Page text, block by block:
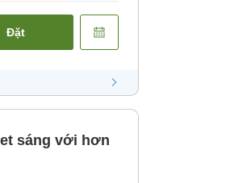
Đặt
sáng với hơn